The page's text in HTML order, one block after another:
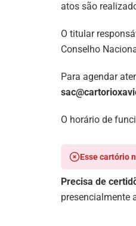
atos são
O titular
Conselho
Para agendar
O horário de
Esse cartório
Precisa de
presencialmente